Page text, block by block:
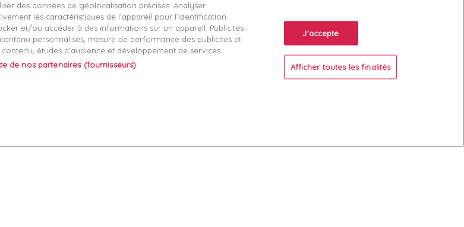
Mentions légales
Conditions générales de vente
Qui sommes nous?
Informatique et liberté
Connexion
Créez votre compte
des données de géolocalisation précises. Analyser
les caractéristiques de l’appareil pour l’identification.
et/ou accéder à des informations sur un appareil. Publicités
personnalisés, mesure de performance des publicités et
contenu, études d’audience et développement de services.
de nos partenaires (fournisseurs)
J'accepte
Afficher toutes les finalités